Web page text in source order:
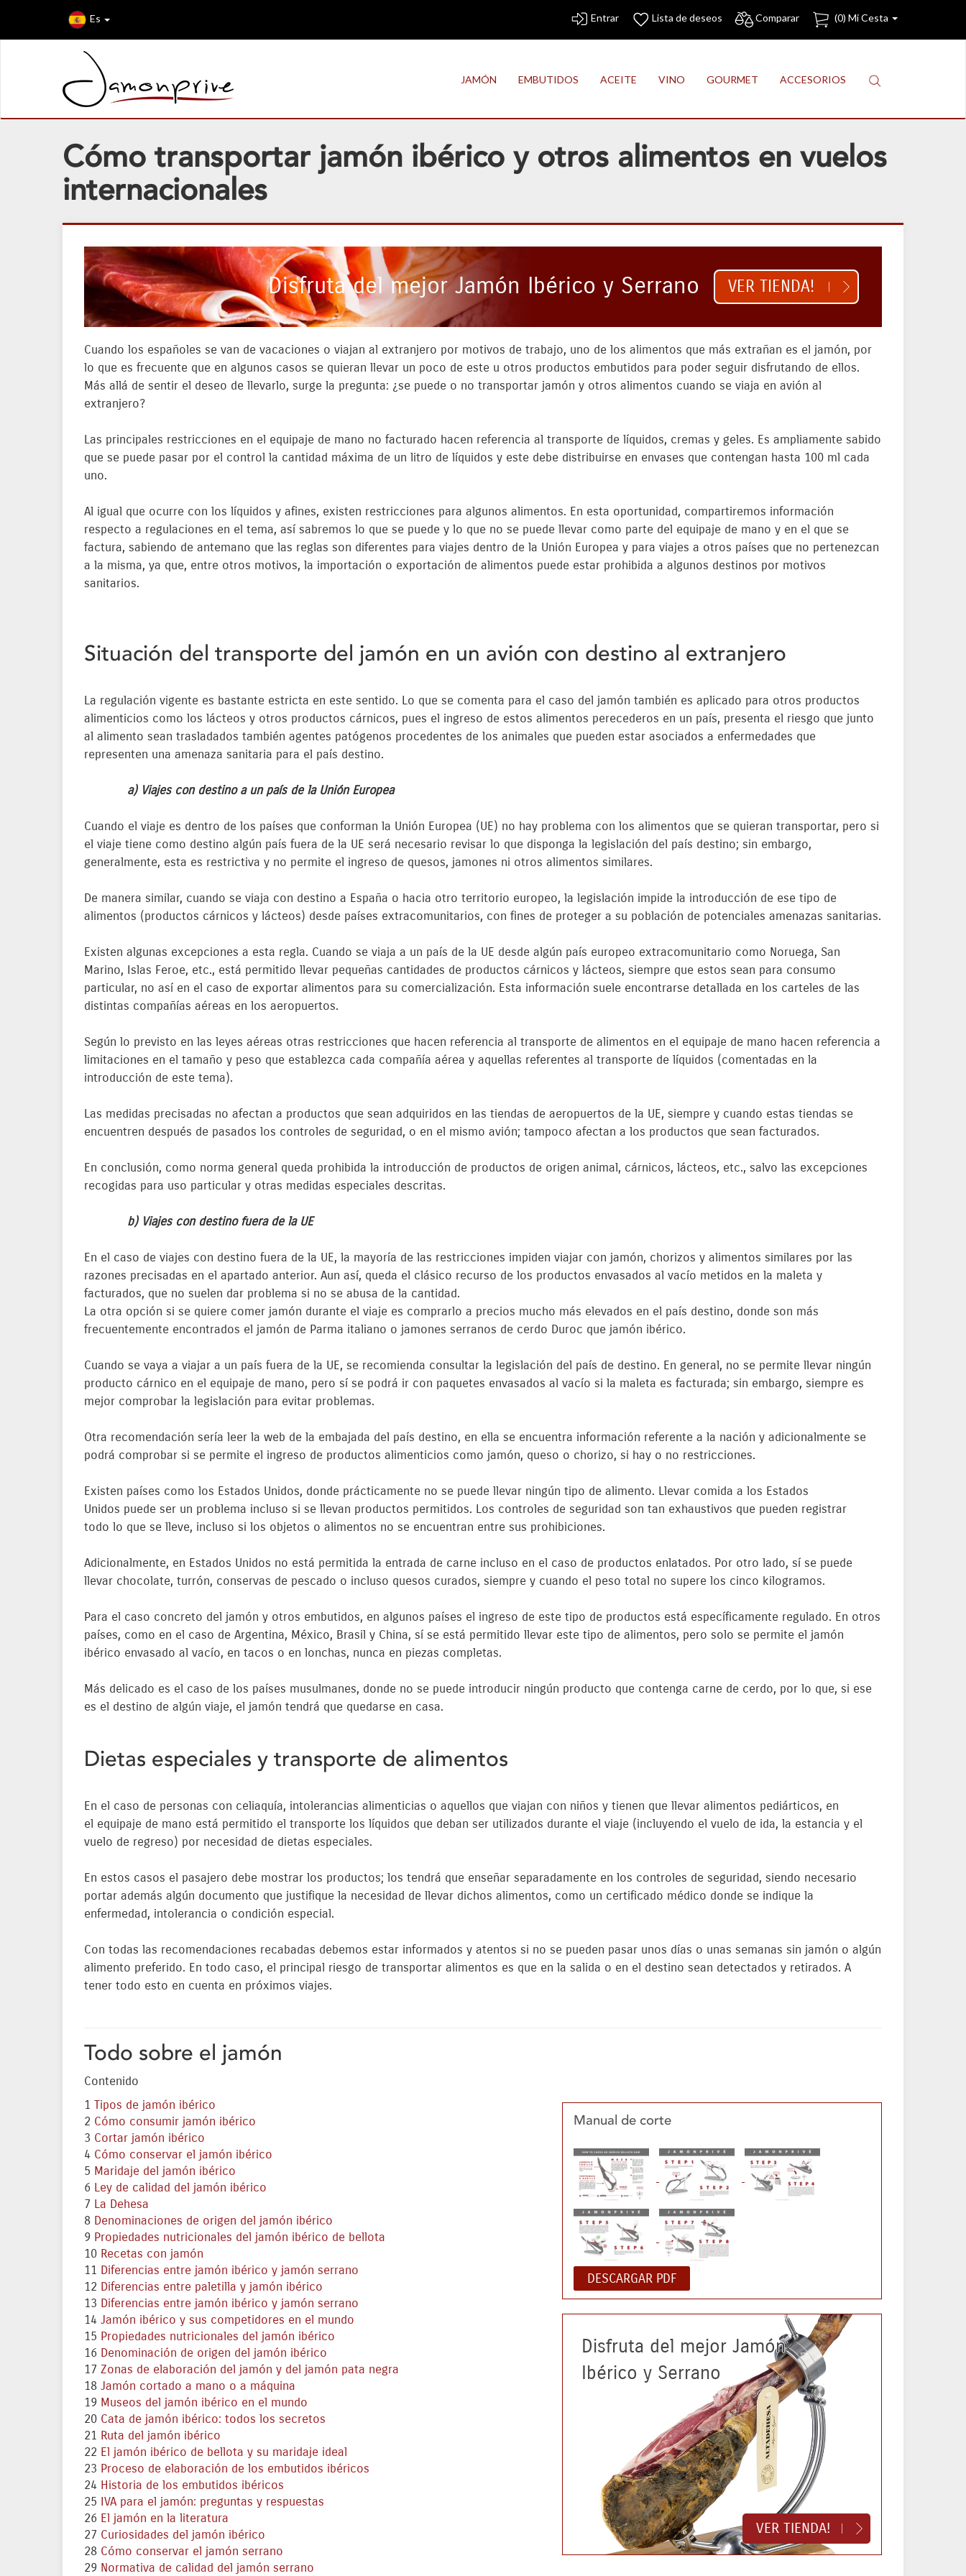
Es Entrar Lista de deseos Comparar (0) Mi Cesta
JAMÓN EMBUTIDOS ACEITE VINO GOURMET ACCESORIOS
Cómo transportar jamón ibérico y otros alimentos en vuelos
internacionales
Disfruta del mejor Jamón Ibérico y Serrano VER TIENDA!
Cuando los españoles se van de vacaciones o viajan al extranjero por motivos de trabajo, uno de los alimentos que más extrañan es el jamón, por
lo que es frecuente que en algunos casos se quieran llevar un poco de este u otros productos embutidos para poder seguir disfrutando de ellos.
Más allá de sentir el deseo de llevarlo, surge la pregunta: ¿se puede o no transportar jamón y otros alimentos cuando se viaja en avión al
extranjero?
Las principales restricciones en el equipaje de mano no facturado hacen referencia al transporte de líquidos, cremas y geles. Es ampliamente sabido
que se puede pasar por el control la cantidad máxima de un litro de líquidos y este debe distribuirse en envases que contengan hasta 100 ml cada
uno.
Al igual que ocurre con los líquidos y afines, existen restricciones para algunos alimentos. En esta oportunidad, compartiremos información
respecto a regulaciones en el tema, así sabremos lo que se puede y lo que no se puede llevar como parte del equipaje de mano y en el que se
factura, sabiendo de antemano que las reglas son diferentes para viajes dentro de la Unión Europea y para viajes a otros países que no pertenezcan
a la misma, ya que, entre otros motivos, la importación o exportación de alimentos puede estar prohibida a algunos destinos por motivos
sanitarios.
Situación del transporte del jamón en un avión con destino al extranjero
La regulación vigente es bastante estricta en este sentido. Lo que se comenta para el caso del jamón también es aplicado para otros productos
alimenticios como los lácteos y otros productos cárnicos, pues el ingreso de estos alimentos perecederos en un país, presenta el riesgo que junto
al alimento sean trasladados también agentes patógenos procedentes de los animales que pueden estar asociados a enfermedades que
representen una amenaza sanitaria para el país destino.
a) Viajes con destino a un país de la Unión Europea
Cuando el viaje es dentro de los países que conforman la Unión Europea (UE) no hay problema con los alimentos que se quieran transportar, pero si
el viaje tiene como destino algún país fuera de la UE será necesario revisar lo que disponga la legislación del país destino; sin embargo,
generalmente, esta es restrictiva y no permite el ingreso de quesos, jamones ni otros alimentos similares.
De manera similar, cuando se viaja con destino a España o hacia otro territorio europeo, la legislación impide la introducción de ese tipo de
alimentos (productos cárnicos y lácteos) desde países extracomunitarios, con fines de proteger a su población de potenciales amenazas sanitarias.
Existen algunas excepciones a esta regla. Cuando se viaja a un país de la UE desde algún país europeo extracomunitario como Noruega, San
Marino, Islas Feroe, etc., está permitido llevar pequeñas cantidades de productos cárnicos y lácteos, siempre que estos sean para consumo
particular, no así en el caso de exportar alimentos para su comercialización. Esta información suele encontrarse detallada en los carteles de las
distintas compañías aéreas en los aeropuertos.
Según lo previsto en las leyes aéreas otras restricciones que hacen referencia al transporte de alimentos en el equipaje de mano hacen referencia a
limitaciones en el tamaño y peso que establezca cada compañía aérea y aquellas referentes al transporte de líquidos (comentadas en la
introducción de este tema).
Las medidas precisadas no afectan a productos que sean adquiridos en las tiendas de aeropuertos de la UE, siempre y cuando estas tiendas se
encuentren después de pasados los controles de seguridad, o en el mismo avión; tampoco afectan a los productos que sean facturados.
En conclusión, como norma general queda prohibida la introducción de productos de origen animal, cárnicos, lácteos, etc., salvo las excepciones
recogidas para uso particular y otras medidas especiales descritas.
b) Viajes con destino fuera de la UE
En el caso de viajes con destino fuera de la UE, la mayoría de las restricciones impiden viajar con jamón, chorizos y alimentos similares por las
razones precisadas en el apartado anterior. Aun así, queda el clásico recurso de los productos envasados al vacío metidos en la maleta y
facturados, que no suelen dar problema si no se abusa de la cantidad.
La otra opción si se quiere comer jamón durante el viaje es comprarlo a precios mucho más elevados en el país destino, donde son más
frecuentemente encontrados el jamón de Parma italiano o jamones serranos de cerdo Duroc que jamón ibérico.
Cuando se vaya a viajar a un país fuera de la UE, se recomienda consultar la legislación del país de destino. En general, no se permite llevar ningún
producto cárnico en el equipaje de mano, pero sí se podrá ir con paquetes envasados al vacío si la maleta es facturada; sin embargo, siempre es
mejor comprobar la legislación para evitar problemas.
Otra recomendación sería leer la web de la embajada del país destino, en ella se encuentra información referente a la nación y adicionalmente se
podrá comprobar si se permite el ingreso de productos alimenticios como jamón, queso o chorizo, si hay o no restricciones.
Existen países como los Estados Unidos, donde prácticamente no se puede llevar ningún tipo de alimento. Llevar comida a los Estados
Unidos puede ser un problema incluso si se llevan productos permitidos. Los controles de seguridad son tan exhaustivos que pueden registrar
todo lo que se lleve, incluso si los objetos o alimentos no se encuentran entre sus prohibiciones.
Adicionalmente, en Estados Unidos no está permitida la entrada de carne incluso en el caso de productos enlatados. Por otro lado, sí se puede
llevar chocolate, turrón, conservas de pescado o incluso quesos curados, siempre y cuando el peso total no supere los cinco kilogramos.
Para el caso concreto del jamón y otros embutidos, en algunos países el ingreso de este tipo de productos está específicamente regulado. En otros
países, como en el caso de Argentina, México, Brasil y China, sí se está permitido llevar este tipo de alimentos, pero solo se permite el jamón
ibérico envasado al vacío, en tacos o en lonchas, nunca en piezas completas.
Más delicado es el caso de los países musulmanes, donde no se puede introducir ningún producto que contenga carne de cerdo, por lo que, si ese
es el destino de algún viaje, el jamón tendrá que quedarse en casa.
Dietas especiales y transporte de alimentos
En el caso de personas con celiaquía, intolerancias alimenticias o aquellos que viajan con niños y tienen que llevar alimentos pediárticos, en
el equipaje de mano está permitido el transporte los líquidos que deban ser utilizados durante el viaje (incluyendo el vuelo de ida, la estancia y el
vuelo de regreso) por necesidad de dietas especiales.
En estos casos el pasajero debe mostrar los productos; los tendrá que enseñar separadamente en los controles de seguridad, siendo necesario
portar además algún documento que justifique la necesidad de llevar dichos alimentos, como un certificado médico donde se indique la
enfermedad, intolerancia o condición especial.
Con todas las recomendaciones recabadas debemos estar informados y atentos si no se pueden pasar unos días o unas semanas sin jamón o algún
alimento preferido. En todo caso, el principal riesgo de transportar alimentos es que en la salida o en el destino sean detectados y retirados. A
tener todo esto en cuenta en próximos viajes.
Todo sobre el jamón
Contenido
1 Tipos de jamón ibérico
2 Cómo consumir jamón ibérico
3 Cortar jamón ibérico
4 Cómo conservar el jamón ibérico
5 Maridaje del jamón ibérico
6 Ley de calidad del jamón ibérico
7 La Dehesa
8 Denominaciones de origen del jamón ibérico
9 Propiedades nutricionales del jamón ibérico de bellota
10 Recetas con jamón
11 Diferencias entre jamón ibérico y jamón serrano
12 Diferencias entre paletilla y jamón ibérico
13 Diferencias entre jamón ibérico y jamón serrano
14 Jamón ibérico y sus competidores en el mundo
15 Propiedades nutricionales del jamón ibérico
16 Denominación de origen del jamón ibérico
17 Zonas de elaboración del jamón y del jamón pata negra
18 Jamón cortado a mano o a máquina
19 Museos del jamón ibérico en el mundo
20 Cata de jamón ibérico: todos los secretos
21 Ruta del jamón ibérico
22 El jamón ibérico de bellota y su maridaje ideal
23 Proceso de elaboración de los embutidos ibéricos
24 Historia de los embutidos ibéricos
25 IVA para el jamón: preguntas y respuestas
26 El jamón en la literatura
27 Curiosidades del jamón ibérico
28 Cómo conservar el jamón serrano
29 Normativa de calidad del jamón serrano
Manual de corte
DESCARGAR PDF
Disfruta del mejor Jamón
Ibérico y Serrano
VER TIENDA!